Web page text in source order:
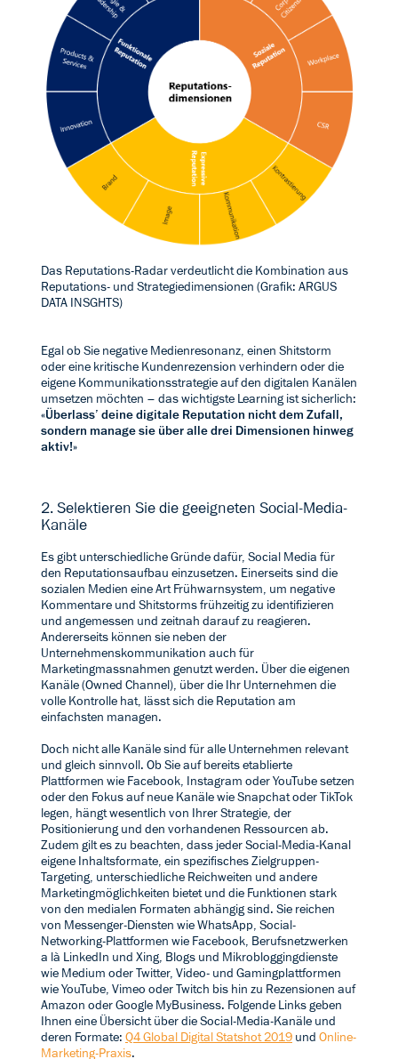
Das Reputations-Radar verdeutlicht die Kombination aus
Reputations- und Strategiedimensionen (Grafik: ARGUS
DATA INSGHTS)
Egal ob Sie negative Medienresonanz, einen Shitstorm
oder eine kritische Kundenrezension verhindern oder die
eigene Kommunikationsstrategie auf den digitalen Kanälen
umsetzen möchten – das wichtigste Learning ist sicherlich:
«Überlass’ deine digitale Reputation nicht dem Zufall,
sondern manage sie über alle drei Dimensionen hinweg
aktiv!»
2. Selektieren Sie die geeigneten Social-Media-
Kanäle
Es gibt unterschiedliche Gründe dafür, Social Media für
den Reputationsaufbau einzusetzen. Einerseits sind die
sozialen Medien eine Art Frühwarnsystem, um negative
Kommentare und Shitstorms frühzeitig zu identifizieren
und angemessen und zeitnah darauf zu reagieren.
Andererseits können sie neben der
Unternehmenskommunikation auch für
Marketingmassnahmen genutzt werden. Über die eigenen
Kanäle (Owned Channel), über die Ihr Unternehmen die
volle Kontrolle hat, lässt sich die Reputation am
einfachsten managen.
Doch nicht alle Kanäle sind für alle Unternehmen relevant
und gleich sinnvoll. Ob Sie auf bereits etablierte
Plattformen wie Facebook, Instagram oder YouTube setzen
oder den Fokus auf neue Kanäle wie Snapchat oder TikTok
legen, hängt wesentlich von Ihrer Strategie, der
Positionierung und den vorhandenen Ressourcen ab.
Zudem gilt es zu beachten, dass jeder Social-Media-Kanal
eigene Inhaltsformate, ein spezifisches Zielgruppen-
Targeting, unterschiedliche Reichweiten und andere
Marketingmöglichkeiten bietet und die Funktionen stark
von den medialen Formaten abhängig sind. Sie reichen
von Messenger-Diensten wie WhatsApp, Social-
Networking-Plattformen wie Facebook, Berufsnetzwerken
a là LinkedIn und Xing, Blogs und Mikrobloggingdienste
wie Medium oder Twitter, Video- und Gamingplattformen
wie YouTube, Vimeo oder Twitch bis hin zu Rezensionen auf
Amazon oder Google MyBusiness. Folgende Links geben
Ihnen eine Übersicht über die Social-Media-Kanäle und
deren Formate: Q4 Global Digital Statshot 2019 und Online-
Marketing-Praxis.